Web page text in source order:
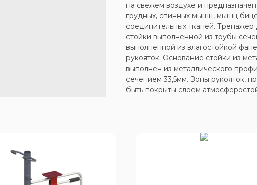
на свежем воздухе и
грудных, спинных мышц, мышц
соединительных тканей. Тренажер
стойки выполненной из трубы
выполненной из влагостойкой
рукояток. Основание стойки из
выполнен из металлического
сечением 33,5мм. Зоны рукояток,
быть покрыты слоем